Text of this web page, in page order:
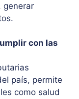
generar
con las
país, permite
como salud